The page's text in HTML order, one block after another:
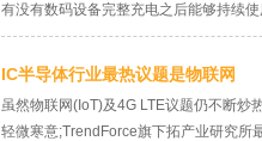
有没有数码设备完整充电之后能够持续使
IC半导体行业最热议题是物联网
虽然物联网(IoT)及4G LTE议题仍不断炒
轻微寒意;TrendForce旗下拓产业研究所最